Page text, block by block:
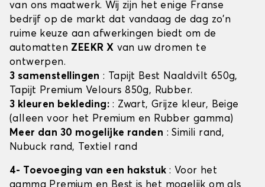
van ons maatwerk. Wij zijn het enige Franse
bedrijf op de markt dat vandaag de dag zo'n
ruime keuze aan afwerkingen biedt om de
automatten ZEEKR X van uw dromen te
ontwerpen.
3 samenstellingen : Tapijt Best Naaldvilt 650g,
Tapijt Premium Velours 850g, Rubber.
3 kleuren bekleding: : Zwart, Grijze kleur, Beige
(alleen voor het Premium en Rubber gamma)
Meer dan 30 mogelijke randen : Simili rand,
Nubuck rand, Textiel rand
4- Toevoeging van een hakstuk : Voor het